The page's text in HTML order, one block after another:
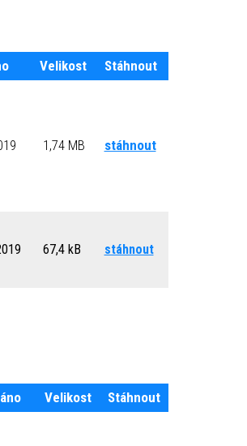
Velikost
Stáhnout
1,74 MB stáhnout
67,4 kB stáhnout
Velikost
Stáhnout